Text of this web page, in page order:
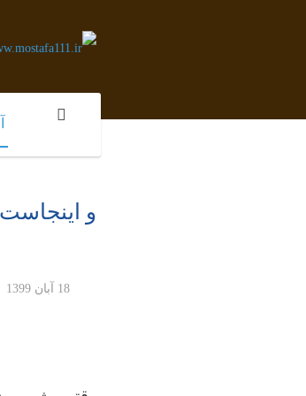
و
18 آبان 1399